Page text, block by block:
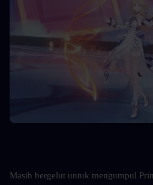
Masih bergelut untuk mengumpul